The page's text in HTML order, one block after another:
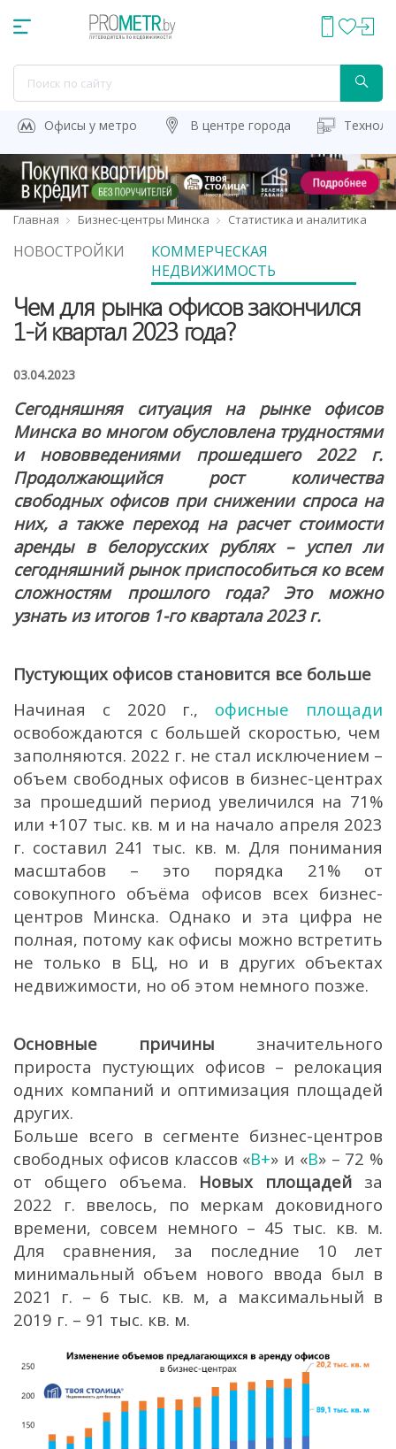
Офисы у метро В центре города
Главная Бизнес-центры Минска Статистика и аналитика
НОВОСТРОЙКИ
КОММЕРЧЕСКАЯ
НЕДВИЖИМОСТЬ
Чем для рынка офисов закончился
1-й квартал 2023 года?
03.04.2023
Сегодняшняя ситуация на рынке офисов
Минска во многом обусловлена трудностями
и нововведениями прошедшего 2022 г.
Продолжающийся рост количества
свободных офисов при снижении спроса на
них, а также переход на расчет стоимости
аренды в белорусских рублях – успел ли
сегодняшний рынок приспособиться ко всем
сложностям прошлого года? Это можно
узнать из итогов 1-го квартала 2023 г.
Пустующих офисов становится все больше
Начиная с 2020 г., офисные площади
освобождаются с большей скоростью, чем
заполняются. 2022 г. не стал исключением –
объем свободных офисов в бизнес-центрах
за прошедший период увеличился на 71%
или +107 тыс. кв. м и на начало апреля 2023
г. составил 241 тыс. кв. м. Для понимания
масштабов – это порядка 21% от
совокупного объёма офисов всех бизнес-
центров Минска. Однако и эта цифра не
полная, потому как офисы можно встретить
не только в БЦ, но и в других объектах
недвижимости, но об этом немного позже.
Основные причины значительного
прироста пустующих офисов – релокация
одних компаний и оптимизация площадей
других.
Больше всего в сегменте бизнес-центров
свободных офисов классов «В+» и «В» – 72 %
от общего объема. Новых площадей за
2022 г. ввелось, по меркам доковидного
времени, совсем немного – 45 тыс. кв. м.
Для сравнения, за последние 10 лет
минимальный объем нового ввода был в
2021 г. – 6 тыс. кв. м, а максимальный в
2019 г. – 91 тыс. кв. м.